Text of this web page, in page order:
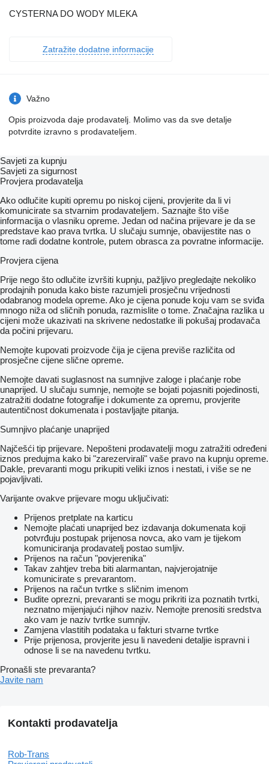
CYSTERNA DO WODY MLEKA
Zatražite dodatne informacije
Važno
Opis proizvoda daje prodavatelj. Molimo vas da sve detalje
potvrdite izravno s prodavateljem.
Savjeti za kupnju
Savjeti za sigurnost
Provjera prodavatelja
Ako odlučite kupiti opremu po niskoj cijeni, provjerite da li vi
komunicirate sa stvarnim prodavateljem. Saznajte što više
informacija o vlasniku opreme. Jedan od načina prijevare je da se
predstave kao prava tvrtka. U slučaju sumnje, obavijestite nas o
tome radi dodatne kontrole, putem obrasca za povratne informacije.
Provjera cijena
Prije nego što odlučite izvršiti kupnju, pažljivo pregledajte nekoliko
prodajnih ponuda kako biste razumjeli prosječnu vrijednosti
odabranog modela opreme. Ako je cijena ponude koju vam se sviđa
mnogo niža od sličnih ponuda, razmislite o tome. Značajna razlika u
cijeni može ukazivati ​​na skrivene nedostatke ili pokušaj prodavača
da počini prijevaru.
Nemojte kupovati proizvode čija je cijena previše različita od
prosječne cijene slične opreme.
Nemojte davati suglasnost na sumnjive zaloge i plaćanje robe
unaprijed. U slučaju sumnje, nemojte se bojati pojasniti pojedinosti,
zatražiti dodatne fotografije i dokumente za opremu, provjerite
autentičnost dokumenata i postavljajte pitanja.
Sumnjivo plaćanje unaprijed
Najčešći tip prijevare. Nepošteni prodavatelji mogu zatražiti određeni
iznos predujma kako bi "zarezervirali" vaše pravo na kupnju opreme.
Dakle, prevaranti mogu prikupiti veliki iznos i nestati, i više se ne
pojavljivati.
Varijante ovakve prijevare mogu uključivati:
Prijenos pretplate na karticu
Nemojte plaćati unaprijed bez izdavanja dokumenata koji
potvrđuju postupak prijenosa novca, ako vam je tijekom
komuniciranja prodavatelj postao sumljiv.
Prijenos na račun "povjerenika"
Takav zahtjev treba biti alarmantan, najvjerojatnije
komunicirate s prevarantom.
Prijenos na račun tvrtke s sličnim imenom
Budite oprezni, prevaranti se mogu prikriti iza poznatih tvrtki,
neznatno mijenjajući njihov naziv. Nemojte prenositi sredstva
ako vam je naziv tvrtke sumnjiv.
Zamjena vlastitih podataka u fakturi stvarne tvrtke
Prije prijenosa, provjerite jesu li navedeni detaljie ispravni i
odnose li se na navedenu tvrtku.
Pronašli ste prevaranta?
Javite nam
Kontakti prodavatelja
Rob-Trans